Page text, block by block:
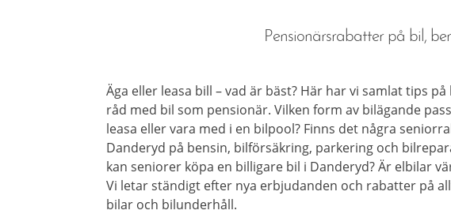
Pensionärsrabatter på bil,
Äga eller leasa bill – vad är bäst? Här har vi samlat tips
råd med bil som pensionär. Vilken form av bilägande
leasa eller vara med i en bilpool? Finns det några
Danderyd på bensin, bilförsäkring, parkering och
kan seniorer köpa en billigare bil i Danderyd? Är elbilar
Vi letar ständigt efter nya erbjudanden och rabatter på
bilar och bilunderhåll.